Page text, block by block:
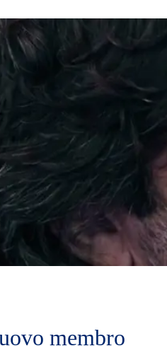
membro